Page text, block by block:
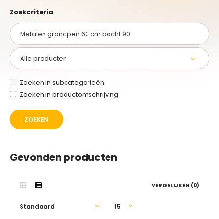
Zoekcriteria
Zoeken in subcategorieën
Zoeken in productomschrijving
Gevonden producten
VERGELIJKEN (0)